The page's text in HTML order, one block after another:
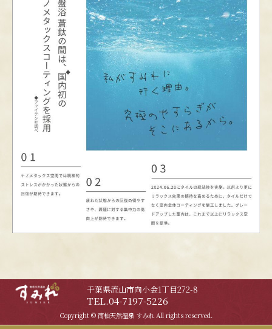
千葉県流山市向小金1丁目272-8
TEL.04-7197-5226
Copyright © 南柏天然温泉 すみれ All rights reserved.